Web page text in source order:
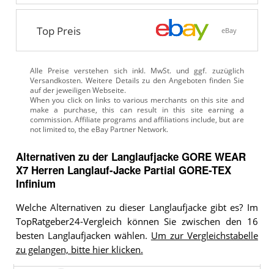
Top Preis eBay
Alle Preise verstehen sich inkl. MwSt. und ggf. zuzüglich
Versandkosten. Weitere Details zu den Angeboten finden Sie
auf der jeweiligen Webseite.
Alternativen zu der Langlaufjacke GORE WEAR
X7 Herren Langlauf-Jacke Partial GORE-TEX
Infinium
Welche Alternativen zu dieser Langlaufjacke gibt es? Im
TopRatgeber24-Vergleich können Sie zwischen den 16
besten Langlaufjacken wählen. Um zur Vergleichstabelle
zu gelangen, bitte hier klicken.